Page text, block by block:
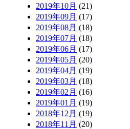
2019年10月 (21)
2019年09月 (17)
2019年08月 (18)
2019年07月 (18)
2019年06月 (17)
2019年05月 (20)
2019年04月 (19)
2019年03月 (18)
2019年02月 (16)
2019年01月 (19)
2018年12月 (19)
2018年11月 (20)